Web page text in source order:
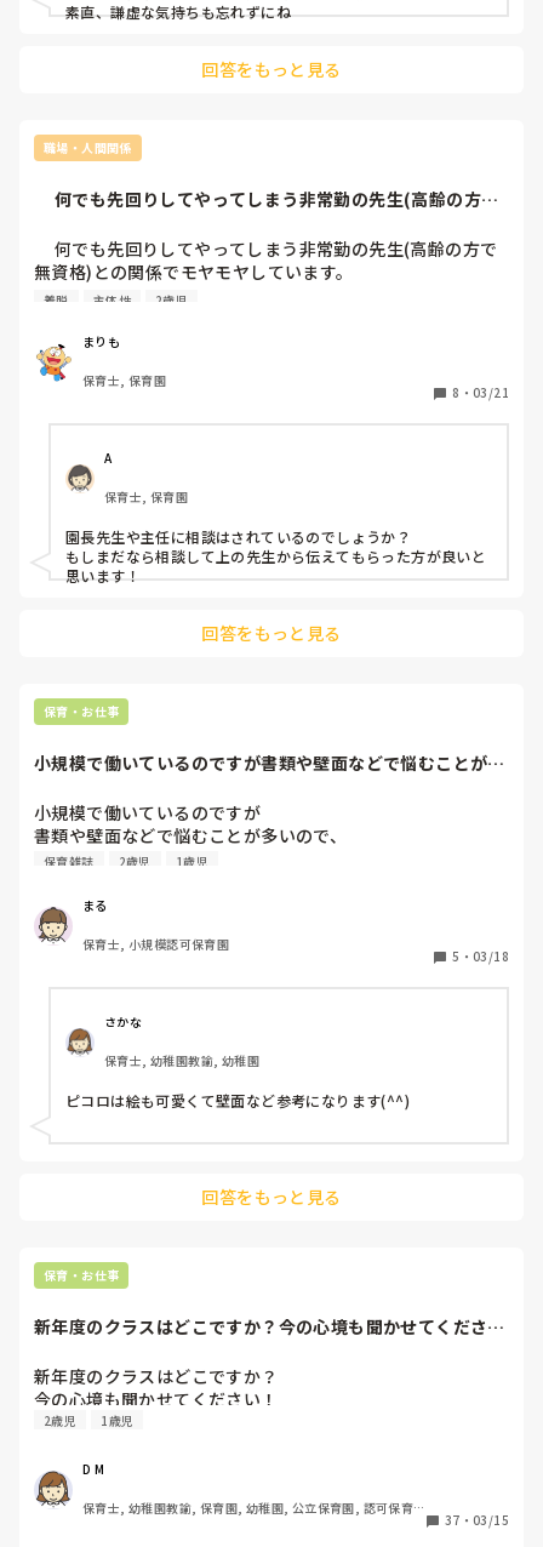
素直、謙虚な気持ちも忘れずにね
回答をもっと見る
職場・人間関係
     何でも先回りしてやってしまう非常勤の先生(高齢の方で
     何でも先回りしてやってしまう非常勤の先生(高齢の方で
無資格)との関係でモヤモヤしています。
     例えば、1歳児クラスも後半になるのに散歩に着ていく上
上に乗せて並べてしまう(個人マークが着いているので自分
のものはよく分かっていますし、自分で取り出し身に着ける
ことができます)とか自分で着脱できるのにズボンを脱がせ
てしまうなどが見られます。何でもやってもらえることで、
子どももこの先生なら自分でやらなくていいやとなってしま
っています。
     もちろん月齢差がありますし、それぞれによって必要な援
助をしていくことが保育において大切だと思っています。時
には甘えなどもあるだろうし、やってもらうという選択肢も
あると思います。でもそれはその時に対応すれば良い話で、
主体性や自主性を育むためには子どもを待ったり、促すこと
とは何度か伝えていますが、やってあげる自分がえらい、自
うループが起きているのが現状です。
     どのようにすれば担任のやりたい保育を理解してもらえる
のか、年齢や月齢に合わせて臨機応変に対応してもらえるの
かモヤモヤする毎日です。
     毎日その先生が出勤したりクラスに入るとは限らないので
我慢すれば良い話なのかもしれませんが、それって子どもの
ための保育になっているのでしょうか？
     何でも構わないのでお力を貸して頂けたらと思います。
着脱 主体性 2歳児
まりも
保育士, 保育園
8 ・ 03/21
A
保育士, 保育園
園長先生や主任に相談はされているのでしょうか？
もしまだなら相談して上の先生から伝えてもらった方が良いと
思います！
回答をもっと見る
保育・お仕事
小規模で働いているのですが書類や壁面などで悩むことが多
小規模で働いているのですが
書類や壁面などで悩むことが多いので、
おすすめの保育雑誌などを教えて頂きたいです！
保育雑誌 2歳児 1歳児
まる
保育士, 小規模認可保育園
5 ・ 03/18
さかな
保育士, 幼稚園教諭, 幼稚園
ピコロは絵も可愛くて壁面など参考になります(^^)
回答をもっと見る
保育・お仕事
新年度のクラスはどこですか？今の心境も聞かせてくださ
新年度のクラスはどこですか？
今の心境も聞かせてください！
2歳児 1歳児
D M
保育士, 幼稚園教諭, 保育園, 幼稚園, 公立保育園, 認可保育
37 ・ 03/15